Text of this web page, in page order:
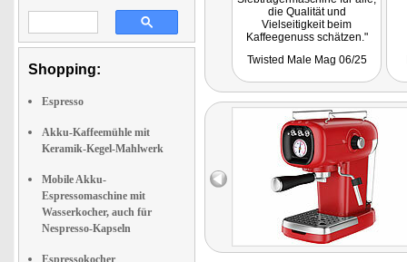
Shopping:
Espresso
Akku-Kaffeemühle mit
Keramik-Kegel-Mahlwerk
Mobile Akku-
Espressomaschine mit
Wasserkocher, auch für
Nespresso-Kapseln
Espressokocher
die Qualität und
Vielseitigkeit beim
Kaffeegenuss schätzen."
Twisted Male Mag 06/25